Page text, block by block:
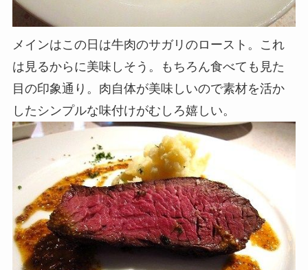
メインはこの日は牛肉のサガリのロースト。これ
は見るからに美味しそう。もちろん食べても見た
目の印象通り。肉自体が美味しいので素材を活か
したシンプルな味付けがむしろ嬉しい。